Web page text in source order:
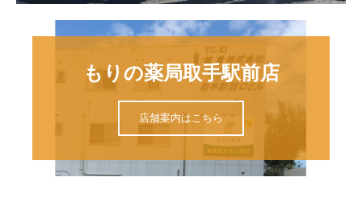
もりの薬局取手駅前店
店舗案内はこちら